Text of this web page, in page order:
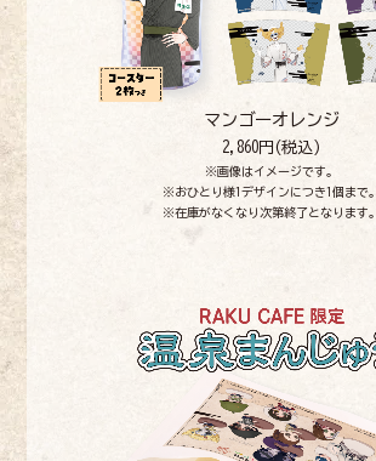
マンゴーオレンジ
2,860円(税込)
※画像はイメージです。
※おひとり様1デザインにつき1個まで。
※在庫がなくなり次第終了となります。